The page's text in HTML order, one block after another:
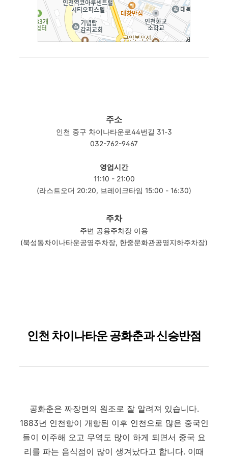
주소
인천 중구 차이나타운로44번길 31-3
032-762-9467
영업시간
11:10 - 21:00
(라스트오더 20:20, 브레이크타임 15:00 - 16:30)
주차
주변 공용주차장 이용
(북성동차이나타운공영주차장, 한중문화관공영지하주차장)
인천 차이나타운 공화춘과 신승반점
공화춘은 짜장면의 원조로 잘 알려져 있습니다.
1883년 인천항이 개항된 이후 인천으로 많은 중국인
들이 이주해 오고 무역도 많이 하게 되면서 중국 요
리를 파는 음식점이 많이 생겨났다고 합니다. 이때